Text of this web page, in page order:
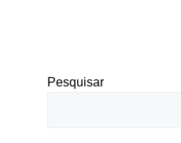
Pesquisar